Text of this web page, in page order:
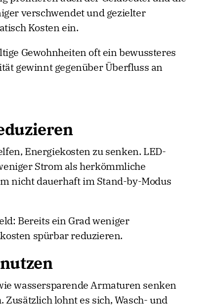
verschwendet und gezielter
Kosten ein.
Gewohnheiten oft ein bewussteres
gewinnt gegenüber Überfluss an
Energiekosten zu senken. LED-
Strom als herkömmliche
nicht dauerhaft im Stand-by-Modus
Bereits ein Grad weniger
spürbar reduzieren.
wassersparende Armaturen senken
lohnt es sich, Wasch- und